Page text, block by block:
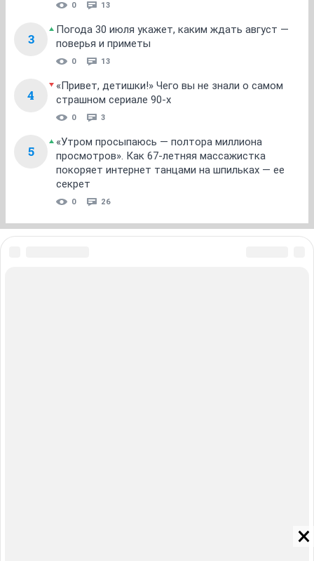
0 13
3
Погода 30 июля укажет, каким ждать август —
поверья и приметы
0 13
4
«Привет, детишки!» Чего вы не знали о самом
страшном сериале 90-х
0 3
5
«Утром просыпаюсь — полтора миллиона
просмотров». Как 67-летняя массажистка
покоряет интернет танцами на шпильках — ее
секрет
0 26